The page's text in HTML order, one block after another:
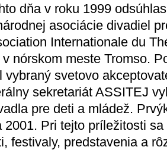
dňa v roku 1999
asociácie divadiel
Internationale du
nórskom meste Tromso.
vybraný svetovo
sekretariát ASSITEJ
pre deti a mládež.
2001. Pri tejto príležitosti
festivaly, predstavenia a